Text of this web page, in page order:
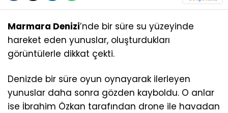
Marmara Denizi’nde bir süre su yüzeyinde
hareket eden yunuslar, oluşturdukları
görüntülerle dikkat çekti.
Denizde bir süre oyun oynayarak ilerleyen
yunuslar daha sonra gözden kayboldu. O anlar
ise İbrahim Özkan tarafından drone ile havadan